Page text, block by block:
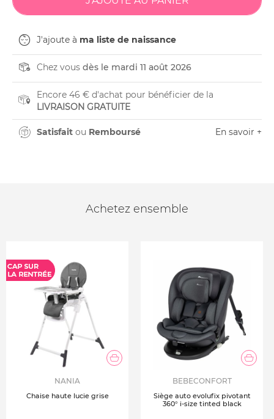
J'ajoute à ma liste de naissance
Chez vous dès le mardi 11 août 2026
Encore 46 € d'achat pour bénéficier de la
LIVRAISON GRATUITE
Satisfait ou Remboursé En savoir +
Achetez ensemble
NANIA
Chaise haute lucie grise
BEBECONFORT
Siège auto evolufix pivotant
360° i-size tinted black